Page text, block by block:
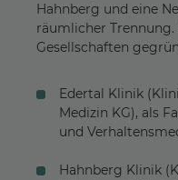
Hahnberg und eine
räumlicher
Gesellschaften
Edertal Klinik
Medizin KG), als
und
Hahnberg Klinik